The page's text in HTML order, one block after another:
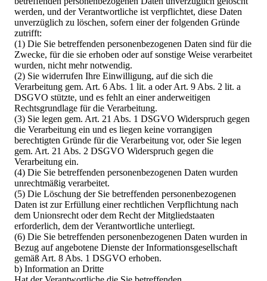
werden, und der Verantwortliche ist verpflichtet, diese Daten
unverzüglich zu löschen, sofern einer der folgenden Gründe
zutrifft:
(1) Die Sie betreffenden personenbezogenen Daten sind für die
Zwecke, für die sie erhoben oder auf sonstige Weise verarbeitet
wurden, nicht mehr notwendig.
(2) Sie widerrufen Ihre Einwilligung, auf die sich die
Verarbeitung gem. Art. 6 Abs. 1 lit. a oder Art. 9 Abs. 2 lit. a
DSGVO stützte, und es fehlt an einer anderweitigen
Rechtsgrundlage für die Verarbeitung.
(3) Sie legen gem. Art. 21 Abs. 1 DSGVO Widerspruch gegen
die Verarbeitung ein und es liegen keine vorrangigen
berechtigten Gründe für die Verarbeitung vor, oder Sie legen
gem. Art. 21 Abs. 2 DSGVO Widerspruch gegen die
Verarbeitung ein.
(4) Die Sie betreffenden personenbezogenen Daten wurden
unrechtmäßig verarbeitet.
(5) Die Löschung der Sie betreffenden personenbezogenen
Daten ist zur Erfüllung einer rechtlichen Verpflichtung nach
dem Unionsrecht oder dem Recht der Mitgliedstaaten
erforderlich, dem der Verantwortliche unterliegt.
(6) Die Sie betreffenden personenbezogenen Daten wurden in
Bezug auf angebotene Dienste der Informationsgesellschaft
gemäß Art. 8 Abs. 1 DSGVO erhoben.
b) Information an Dritte